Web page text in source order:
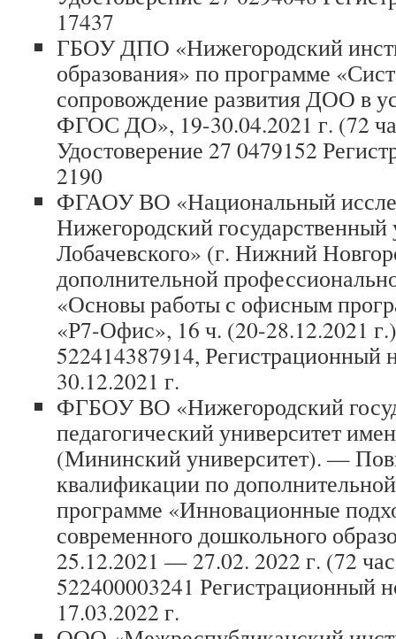
17437
ГБОУ ДПО «Нижегородский
образования» по программе
сопровождение развития ДОО в
ФГОС ДО», 19-30.04.2021 г. (72
Удостоверение 27 0479152
2190
ФГАОУ ВО «Национальный
Нижегородский
Лобачевского» (г. Нижний
дополнительной
«Основы работы с офисным
«Р7-Офис», 16 ч. (20-28.12.2021
522414387914, Регистрационный
30.12.2021 г.
ФГБОУ ВО «Нижегородский
педагогический университет
(Мининский университет). —
квалификации по
программе «Инновационные
современного дошкольного
25.12.2021 — 27.02. 2022 г. (72
522400003241 Регистрационный
17.03.2022 г.